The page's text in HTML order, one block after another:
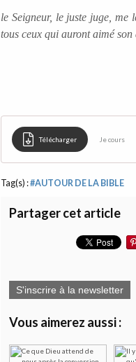
le Seigneur, le juste juge, me
tous ceux qui auront aimé son
Télécharger Je cours
Tag(s) :#AUTOUR DE LA BIBLE
Partager cet article
S'inscrire à la newsletter
Vous aimerez aussi :